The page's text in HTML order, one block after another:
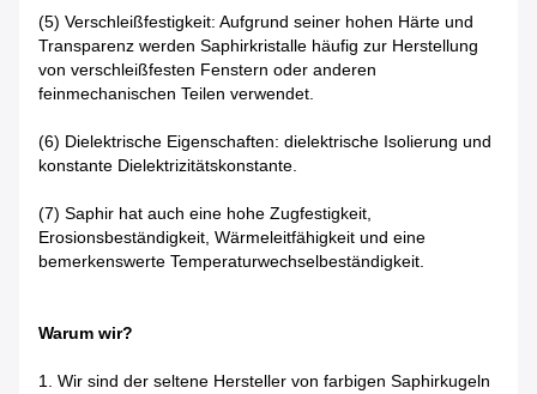
(5) Verschleißfestigkeit: Aufgrund seiner hohen Härte und
Transparenz werden Saphirkristalle häufig zur Herstellung
von verschleißfesten Fenstern oder anderen
feinmechanischen Teilen verwendet.
(6) Dielektrische Eigenschaften: dielektrische Isolierung und
konstante Dielektrizitätskonstante.
(7) Saphir hat auch eine hohe Zugfestigkeit,
Erosionsbeständigkeit, Wärmeleitfähigkeit und eine
bemerkenswerte Temperaturwechselbeständigkeit.
Warum wir?
1. Wir sind der seltene Hersteller von farbigen Saphirkugeln